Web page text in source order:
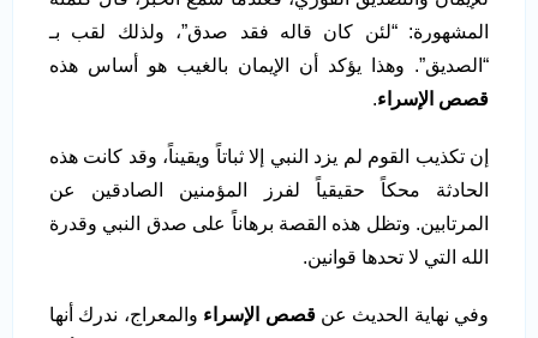
المشهورة: “لئن كان قاله فقد صدق”، ولذلك لقب بـ
“الصديق”. وهذا يؤكد أن الإيمان بالغيب هو أساس هذه
قصص الإسراء.
إن تكذيب القوم لم يزد النبي إلا ثباتاً ويقيناً، وقد كانت هذه
الحادثة محكاً حقيقياً لفرز المؤمنين الصادقين عن
المرتابين. وتظل هذه القصة برهاناً على صدق النبي وقدرة
الله التي لا تحدها قوانين.
وفي نهاية الحديث عنقصص الإسراء والمعراج، ندرك أنها